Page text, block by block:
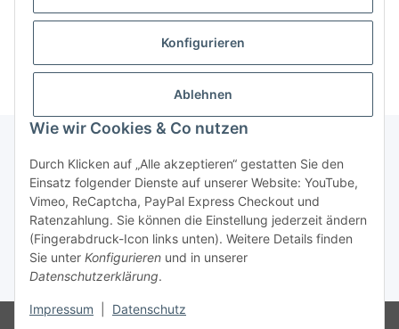
Konfigurieren
Ablehnen
Wie wir Cookies & Co nutzen
Durch Klicken auf „Alle akzeptieren“ gestatten Sie den
Einsatz folgender Dienste auf unserer Website: YouTube,
Vimeo, ReCaptcha, PayPal Express Checkout und
Ratenzahlung. Sie können die Einstellung jederzeit ändern
(Fingerabdruck-Icon links unten). Weitere Details finden
Sie unter Konfigurieren und in unserer
Datenschutzerklärung.
Impressum Datenschutz
Artikel 1 - 6 von 6
Informationen
Gesetzliche Informationen
* Alle Preise zzgl. gesetzlicher USt.